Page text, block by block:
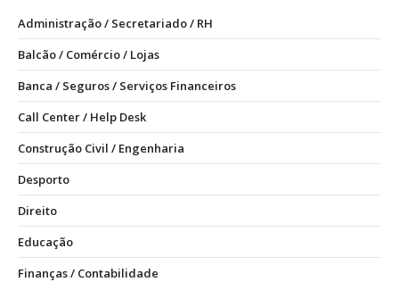
Administração / Secretariado / RH
Balcão / Comércio / Lojas
Banca / Seguros / Serviços Financeiros
Call Center / Help Desk
Construção Civil / Engenharia
Desporto
Direito
Educação
Finanças / Contabilidade